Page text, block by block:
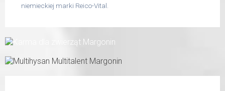
niemieckiej marki Reico-Vital.